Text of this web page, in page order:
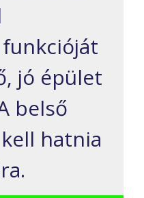
jó épület
belső
hatnia